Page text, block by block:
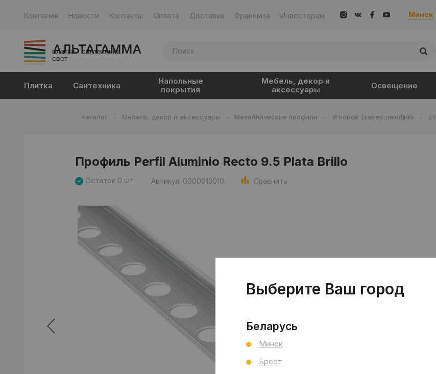
Компания Новости Контакты Оплата Доставка Франшиза Инвесторам Минск
плитка · сантехника ·
свет
Плитка Сантехника
Напольные
покрытия
Мебель, декор и
аксессуары
Освещение
Каталог - Мебель, декор и аксессуары - Металлические профили - Угловой (завершающий) -
Профиль Perfil Aluminio Recto 9.5 Plata Brillo
Остаток 0 шт Артикул: 0000013010 Сравнить
Выберите Ваш город
Беларусь
Минск
Брест